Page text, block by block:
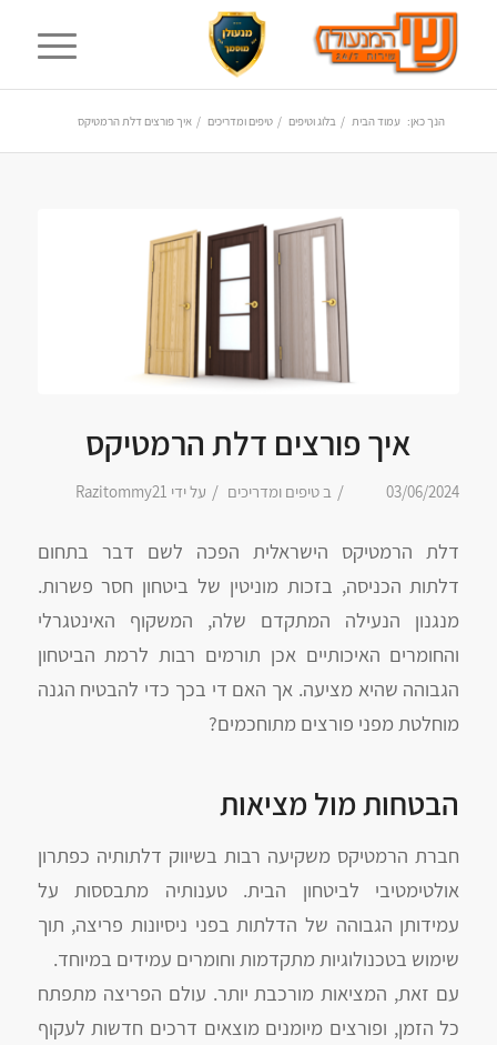
הנך כאן: עמוד הבית / בלוג וטיפים / טיפים ומדריכים / איך פורצים דלת הרמטיקס
איך פורצים דלת הרמטיקס
03/06/2024
/ בטיפים ומדריכים / על ידי Razitommy21
דלת הרמטיקס הישראלית הפכה לשם דבר בתחום
דלתות הכניסה, בזכות מוניטין של ביטחון חסר פשרות.
מנגנון הנעילה המתקדם שלה, המשקוף האינטגרלי
והחומרים האיכותיים אכן תורמים רבות לרמת הביטחון
הגבוהה שהיא מציעה. אך האם די בכך כדי להבטיח הגנה
מוחלטת מפני פורצים מתוחכמים?
הבטחות מול מציאות
חברת הרמטיקס משקיעה רבות בשיווק דלתותיה כפתרון
אולטימטיבי לביטחון הבית. טענותיה מתבססות על
עמידותן הגבוהה של הדלתות בפני ניסיונות פריצה, תוך
שימוש בטכנולוגיות מתקדמות וחומרים עמידים במיוחד.
עם זאת, המציאות מורכבת יותר. עולם הפריצה מתפתח
כל הזמן, ופורצים מיומנים מוצאים דרכים חדשות לעקוף